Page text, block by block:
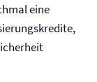
eine